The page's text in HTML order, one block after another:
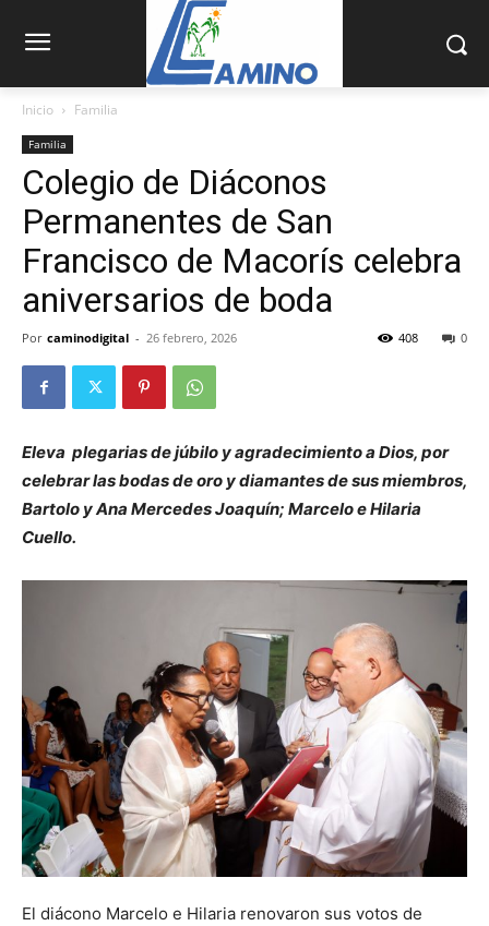
Inicio Familia
Familia
Colegio de Diáconos
Permanentes de San
Francisco de Macorís celebra
aniversarios de boda
Por caminodigital - 26 febrero, 2026 0
408
Eleva plegarias de júbilo y agradecimiento a Dios, por
celebrar las bodas de oro y diamantes de sus miembros,
Bartolo y Ana Mercedes Joaquín; Marcelo e Hilaria
Cuello.
El diácono Marcelo e Hilaria renovaron sus votos de